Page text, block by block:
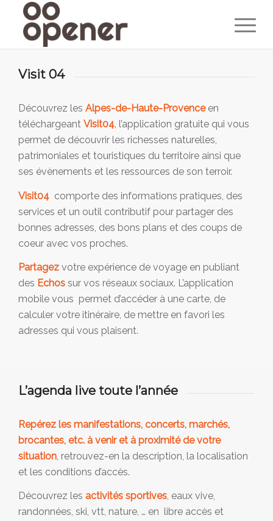
Visit 04
Découvrez les Alpes-de-Haute-Provenceen
téléchargeant Visit04, l’application gratuite qui vous
permet de découvrir les richesses naturelles,
patrimoniales et touristiques du territoire ainsi que
ses évènements et les ressources de son terroir.
Visit04 comporte des informations pratiques, des
services et un outil contributif pour partager des
bonnes adresses, des bons plans et des coups de
coeur avec vos proches.
Partagez votre expérience de voyage en publiant
des Echos sur vos réseaux sociaux. L’application
mobile vous permet d’accéder à une carte, de
calculer votre itinéraire, de mettre en favori les
adresses qui vous plaisent.
L’agenda live toute l’année
Repérez les manifestations, concerts, marchés,
brocantes, etc. à venir et à proximité de votre
situation , retrouvez-en la description, la localisation
et les conditions d’accès.
Découvrez les activités sportives, eaux vive,
randonnées, ski, vtt, nature, … en libre accès et